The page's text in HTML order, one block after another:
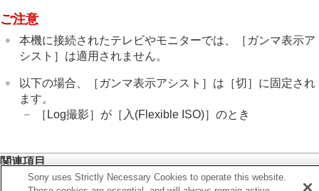
グリッドラインの種類（静止画/動画）
ライブビュー表示設定
撮影結果プレビュー
記録中の強調表示
ガンマ表示アシスト方式
ご注意
本機に接続されたテレビやモニターでは、
［ガンマ表示ア
シスト］ は適用されません。
以下の場合、 ［ガンマ表示アシスト］ は ［切］ に固定され
ます。
［Log撮影］ が ［入(Flexible ISO)］のとき
関連項目
ピクチャープロファイル（静止画/動画）
Sony uses Strictly Necessary Cookies to operate this website.